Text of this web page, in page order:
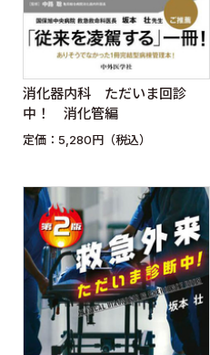
消化器内科 ただいま回診
中！ 消化管編
定価：5,280円（税込）